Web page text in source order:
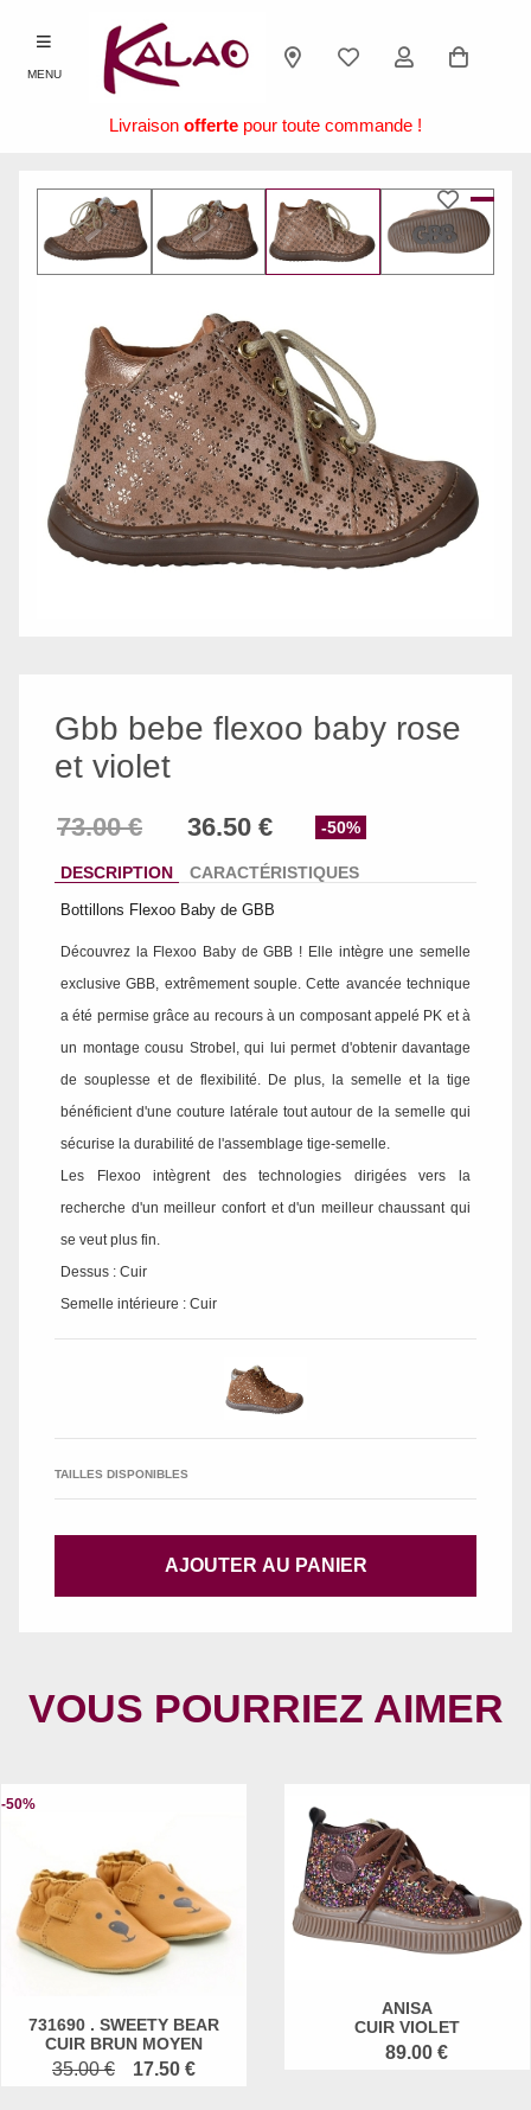
MENU
Livraison offerte pour toute commande !
Gbb bebe flexoo baby rose
et violet
-50%
DESCRIPTION CARACTÉRISTIQUES
Bottillons Flexoo Baby de GBB
Découvrez la Flexoo Baby de GBB ! Elle intègre une semelle
exclusive GBB, extrêmement souple. Cette avancée technique
a été permise grâce au recours à un composant appelé PK et à
un montage cousu Strobel, qui lui permet d'obtenir davantage
de souplesse et de flexibilité. De plus, la semelle et la tige
bénéficient d'une couture latérale tout autour de la semelle qui
sécurise la durabilité de l'assemblage tige-semelle.
Les Flexoo intègrent des technologies dirigées vers la
recherche d'un meilleur confort et d'un meilleur chaussant qui
se veut plus fin.
Dessus : Cuir
Semelle intérieure : Cuir
TAILLES DISPONIBLES
AJOUTER AU PANIER
VOUS POURRIEZ AIMER
-50%
731690 . SWEETY BEAR
CUIR BRUN MOYEN
35.00 € 17.50 €
ANISA
CUIR VIOLET
89.00 €